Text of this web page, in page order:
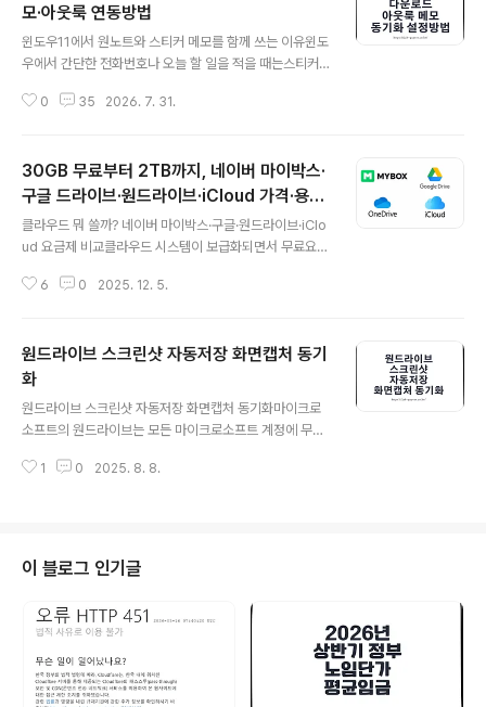
떤 상황에서 나타나는지, 그리고 손상된 PST를 안전하게
복구하고 Outlook을 다시 열 수 있는 방법을 차근차근 정
리해 보겠습니다.내용은 주로 Outlook 2016, 2019, 20
ws 10과 Windows..
모·아웃룩 연동방법
윈도우11에서 원노트와 스티커 메모를 함께 쓰는 이유윈도
우에서 간단한 전화번호나 오늘 할 일을 적을 때는스티커
료와 이미지,PDF 필기처럼 나중에 체계적으로 다시 찾아
인하면PC와 스마트폰, 태블릿과 웹에서 메모를 이어서 확
인할 수 있습니다.저라면 잠깐 떠오른 생각은 스티커 메모
에 적고,계속 보관할 내용은 원노트 전자필기장으로 옮겨
정리할 것 같습니다.OneNote 전자필기장과 Sticky Not
서 함께 확인할 수 있지만,스티커 메모가 자동으로 특정 O
0 35 2026. 7. 31.
30GB 무료부터 2TB까지, 네이버 마이박스·
구글 드라이브·원드라이브·iCloud 가격·용량
비교
클라우드 뭐 쓸까? 네이버 마이박스·구글·원드라이브·iClo
ud 요금제 비교클라우드 시스템이 보급화되면서 무료요금
며, 네이버에서 제공하는 네이버 Mybox와 마이크로소프
드(iCloud+), 드롭박스(Dropbox) 등 선택지도 많아졌
습니다. 각 서비스별 기본 무료용량과 유료 요금제, 특징을
기준으로 최신 요금 기준으로 정리해 보았습니다.무료 제
공용량 비교많은 사람들이 활용하고 있는 클라우드 서비스
클라우드 마이박스, 원드라이브이며, 여기에 iCloud+와
6 0 2025. 12. 5.
원드라이브 스크린샷 자동저장 화면캡처 동기
화
원드라이브 스크린샷 자동저장 화면캡처 동기화마이크로
소프트의 원드라이브는 모든 마이크로소프트 계정에 무료
자들에게 편리한 클라우드 서비스를 제공합니다. 특히, 원
을 자동으로 저장하고 클라우드에 동기화하는 방법을 알아
보겠습니다.먼저, 작업 표시줄 원드라이브 아이콘을 클릭
한 후, 톱니바퀴(도움말 & 설정)를 클릭합니다.여기서 '설
정'을 선택하고, '동기화 및 백업' 탭으로 이동합니다.그리
고 '캡처한 스크린샷을 원드라이브에 저장' 옆의 스위치를
'켜기'로 변경합니다. 이제, Alt-프린트 스크린 또는 ..
1 0 2025. 8. 8.
이 블로그 인기글